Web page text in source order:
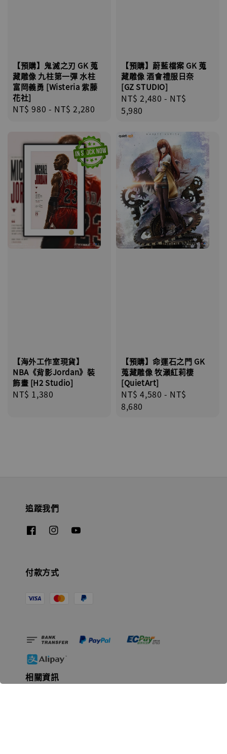
【預購】鬼滅之刃 GK 蒐
藏雕像 九柱第一彈 水柱
富岡義勇 [Wisteria 紫藤
花社]
Regular
NT$ 980 - NT$ 2,280
【預購】蔚藍檔案 GK 蒐
藏雕像 酒會禮服日奈
[GZ STUDIO]
Regular
price
NT$ 2,480 - NT$
5,980
【海外工作室現貨】
NBA《背影Jordan》裝
飾畫 [H2 Studio]
Regular
NT$ 1,380
【預購】命運石之門 GK
蒐藏雕像 牧瀨紅莉棲
[QuietArt]
Regular
price
NT$ 4,580 - NT$
8,680
追蹤我們
付款方式
相關資訊